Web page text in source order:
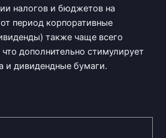
налогов и бюджетов на
период корпоративные
также чаще всего
дополнительно стимулирует
и дивидендные бумаги.